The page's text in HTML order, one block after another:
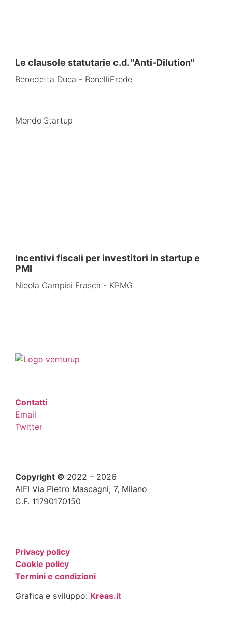
Le clausole statutarie c.d. "Anti-Dilution"
Benedetta Duca - BonelliErede
Mondo Startup​​
Incentivi fiscali per investitori in startup e
PMI​
Nicola Campisi Frascà - KPMG
Contatti
Email
Twitter
Copyright © 2022 – 2026
AIFI Via Pietro Mascagni, 7, Milano
C.F. 11790170150
Privacy policy
Cookie policy
Termini e condizioni
Grafica e sviluppo: Kreas.it